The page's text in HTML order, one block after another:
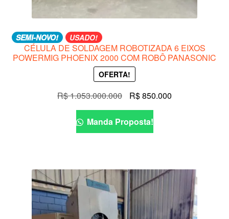
SEMI-NOVO! USADO!
CÉLULA DE SOLDAGEM ROBOTIZADA 6 EIXOS
POWERMIG PHOENIX 2000 COM ROBÔ PANASONIC
OFERTA!
R$1.053.000.000
O
preço
original
era:
R$850.000O
Manda Proposta!